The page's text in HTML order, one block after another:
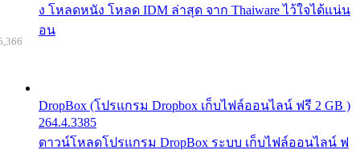
ง โหลดหนัง โหลด IDM ล่าสุด จาก Thaiware ไว้ใจได้แน่น
อน
DropBox (โปรแกรม Dropbox เก็บไฟล์ออนไลน์ ฟรี 2 GB )
264.4.3385
ดาวน์โหลดโปรแกรม DropBox ระบบ เก็บไฟล์ออนไลน์ ฟ